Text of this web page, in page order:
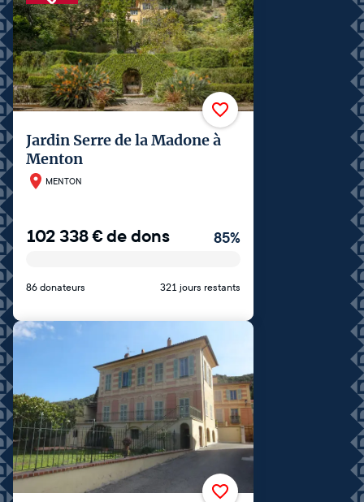
Jardin Serre de la Madone à
Menton
MENTON
102 338€de dons 85%
86 donateurs 321 jours restants